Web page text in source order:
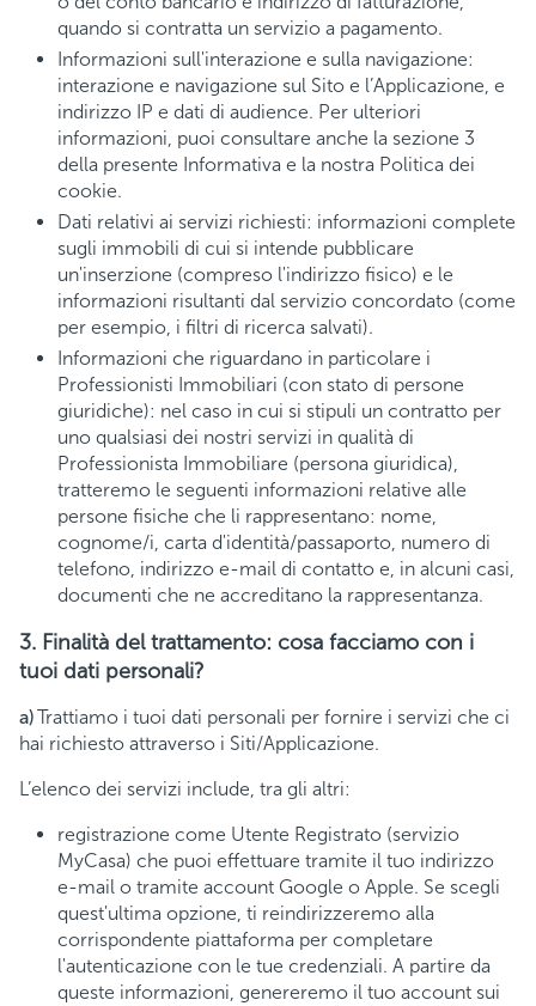
quando si contratta un servizio a pagamento.
Informazioni sull'interazione e sulla navigazione:
interazione e navigazione sul Sito e l’Applicazione, e
indirizzo IP e dati di audience. Per ulteriori
informazioni, puoi consultare anche la sezione 3
della presente Informativa e la nostra Politica dei
cookie.
Dati relativi ai servizi richiesti: informazioni complete
sugli immobili di cui si intende pubblicare
un'inserzione (compreso l'indirizzo fisico) e le
informazioni risultanti dal servizio concordato (come
per esempio, i filtri di ricerca salvati).
Informazioni che riguardano in particolare i
Professionisti Immobiliari (con stato di persone
giuridiche): nel caso in cui si stipuli un contratto per
uno qualsiasi dei nostri servizi in qualità di
Professionista Immobiliare (persona giuridica),
tratteremo le seguenti informazioni relative alle
persone fisiche che li rappresentano: nome,
cognome/i, carta d'identità/passaporto, numero di
telefono, indirizzo e-mail di contatto e, in alcuni casi,
documenti che ne accreditano la rappresentanza.
3. Finalità del trattamento: cosa facciamo con i
tuoi dati personali?
a)Trattiamo i tuoi dati personali per fornire i servizi che ci
hai richiesto attraverso i Siti/Applicazione.
L’elenco dei servizi include, tra gli altri:
registrazione come Utente Registrato (servizio
MyCasa) che puoi effettuare tramite il tuo indirizzo
e-mail o tramite account Google o Apple. Se scegli
quest'ultima opzione, ti reindirizzeremo alla
corrispondente piattaforma per completare
l'autenticazione con le tue credenziali. A partire da
queste informazioni, genereremo il tuo account sui